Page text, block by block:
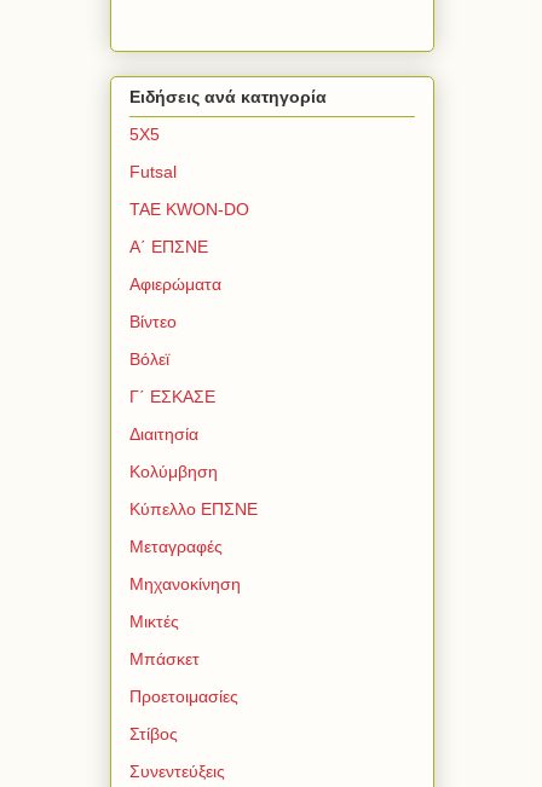
Ειδήσεις ανά κατηγορία
5Χ5
Futsal
TAE KWON-DO
Α΄ ΕΠΣΝΕ
Αφιερώματα
Βίντεο
Βόλεϊ
Γ΄ ΕΣΚΑΣΕ
Διαιτησία
Κολύμβηση
Κύπελλο ΕΠΣΝΕ
Μεταγραφές
Μηχανοκίνηση
Μικτές
Μπάσκετ
Προετοιμασίες
Στίβος
Συνεντεύξεις